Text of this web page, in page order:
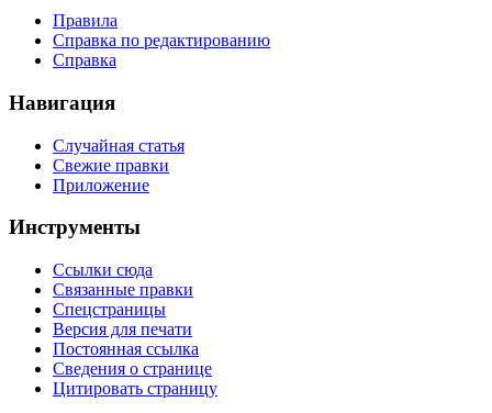
Правила
Справка по редактированию
Справка
Навигация
Случайная статья
Свежие правки
Приложение
Инструменты
Ссылки сюда
Связанные правки
Спецстраницы
Версия для печати
Постоянная ссылка
Сведения о странице
Цитировать страницу